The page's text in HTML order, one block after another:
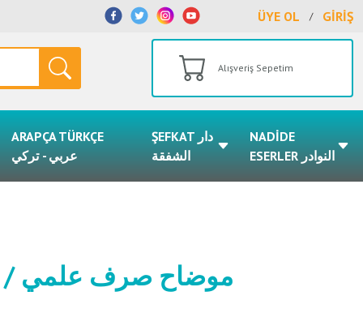
ÜYE OL / GİRİŞ
Alışveriş Sepetim
ARAPÇA TÜRKÇE
عربي - تركي
ŞEFKAT دار
الشفقة
NADİDE
ESERLER النوادر
Muvazzah Sarf İlmi 1-2 / موضاح صرف علمي